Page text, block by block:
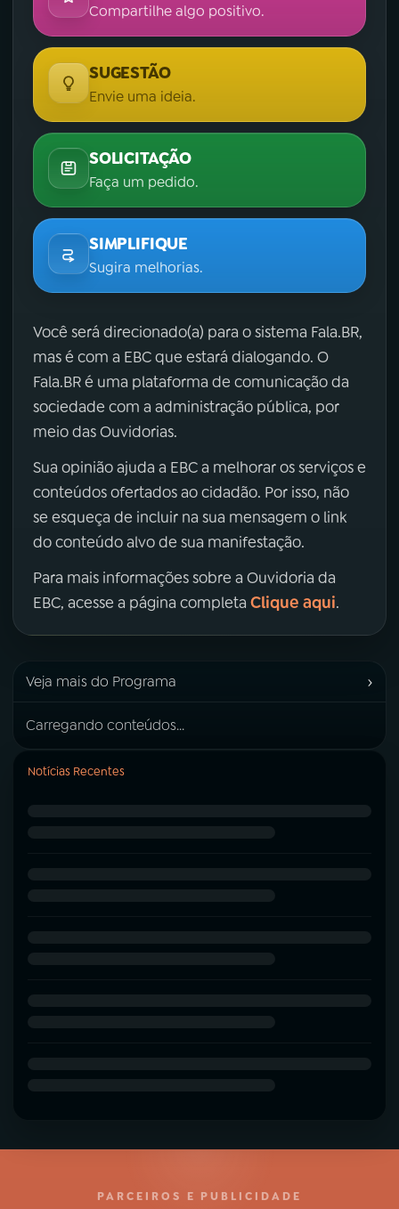
Compartilhe algo positivo.
SUGESTÃO
Envie uma ideia.
SOLICITAÇÃO
Faça um pedido.
SIMPLIFIQUE
Sugira melhorias.
Você será direcionado(a) para o sistema Fala.BR,
mas é com a EBC que estará dialogando. O
Fala.BR é uma plataforma de comunicação da
sociedade com a administração pública, por
meio das Ouvidorias.
Sua opinião ajuda a EBC a melhorar os serviços e
conteúdos ofertados ao cidadão. Por isso, não
se esqueça de incluir na sua mensagem o link
do conteúdo alvo de sua manifestação.
Para mais informações sobre a Ouvidoria da
EBC, acesse a página completa Clique aqui.
Veja mais do Programa ›
Carregando conteúdos...
Notícias Recentes
PARCEIROS E PUBLICIDADE